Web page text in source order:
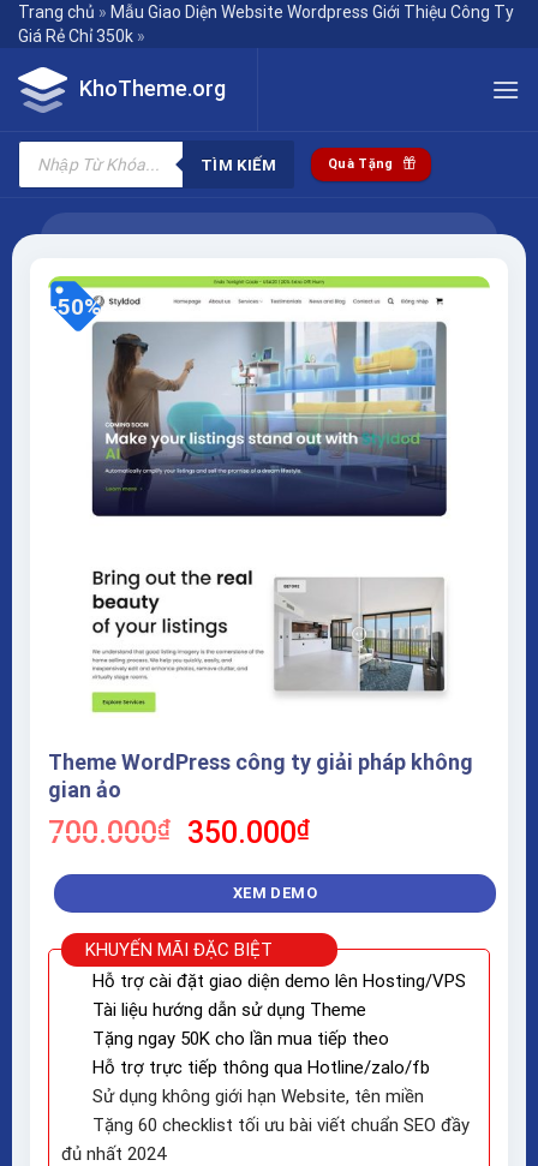
Skip
content
Trang chủ » Mẫu Giao Diện Website Wordpress Giới Thiệu Công Ty
Giá Rẻ Chỉ 350k »
KhoTheme.org
Tìm
kiếm
phẩm
TÌM KIẾM Quà Tặng
-50%
Theme WordPress công ty giải pháp không
gian ảo
700.000₫
Giá
700.000₫.
350.000₫Giá
tại
là:
350.000₫.
XEM DEMO
KHUYẾN MÃI ĐẶC BIỆT
Hỗ trợ cài đặt giao diện demo lên Hosting/VPS
Tài liệu hướng dẫn sử dụng Theme
Tặng ngay 50K cho lần mua tiếp theo
Hỗ trợ trực tiếp thông qua Hotline/zalo/fb
Sử dụng không giới hạn Website, tên miền
Tặng 60 checklist tối ưu bài viết chuẩn SEO đầy
đủ nhất 2024